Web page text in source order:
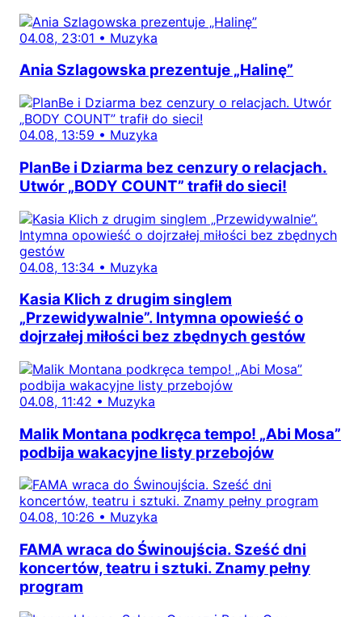
04.08, 23:01 • Muzyka
Ania Szlagowska prezentuje „Halinę”
04.08, 13:59 • Muzyka
PlanBe i Dziarma bez cenzury o relacjach.
Utwór „BODY COUNT” trafił do sieci!
04.08, 13:34 • Muzyka
Kasia Klich z drugim singlem
„Przewidywalnie”. Intymna opowieść o
dojrzałej miłości bez zbędnych gestów
04.08, 11:42 • Muzyka
Malik Montana podkręca tempo! „Abi Mosa”
podbija wakacyjne listy przebojów
04.08, 10:26 • Muzyka
FAMA wraca do Świnoujścia. Sześć dni
koncertów, teatru i sztuki. Znamy pełny
program